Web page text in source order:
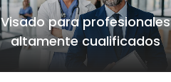
Visado para profesionales
altamente cualificados